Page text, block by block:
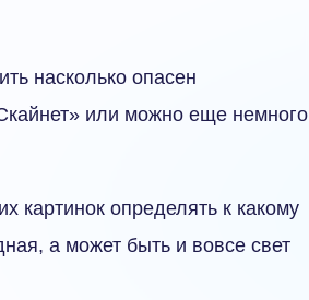
насколько опасен
или можно еще немного
картинок определять к какому
а может быть и вовсе свет